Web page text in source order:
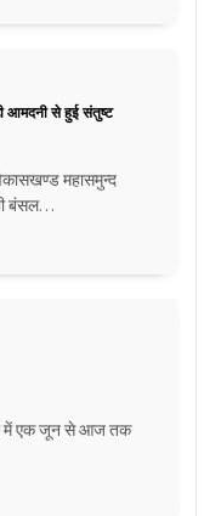
आमदनी से हुई संतुष्ट
महासमुन्द
बंसल…
में एक जून से आज तक